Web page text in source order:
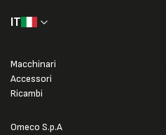
IT
Omeco S.p.A
Macchinari
Accessori
Ricambi